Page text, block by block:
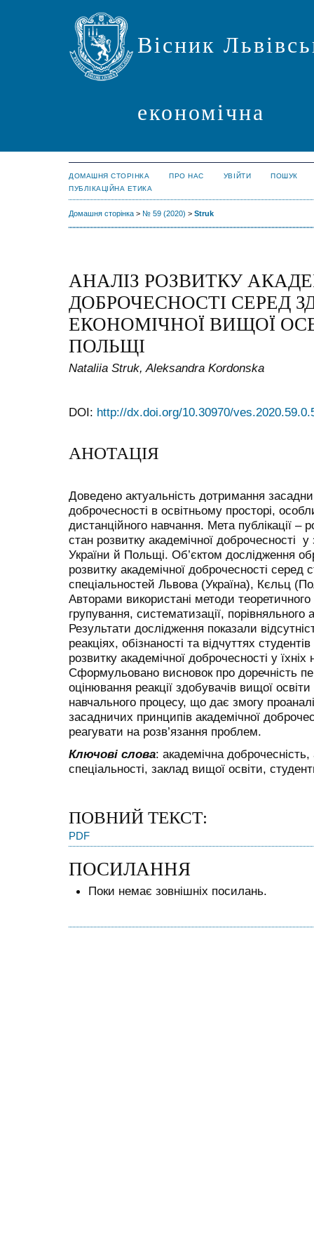
Вісник
економічна
ДОМАШНЯ СТОРІНКА ПРО НАС УВІЙТИ
ПОШУК
ПУБЛІКАЦІЙНА ЕТИКА
Домашня сторінка > № 59 (2020) > Struk
АНАЛІЗ РОЗВИТКУ
ДОБРОЧЕСНОСТІ СЕРЕД
ЕКОНОМІЧНОЇ ВИЩОЇ
ПОЛЬЩІ
Nataliia Struk, Aleksandra Kordonska
DOI: http://dx.doi.org/10.30970/
АНОТАЦІЯ
Доведено актуальність дотримання
доброчесності в освітньому просторі,
дистанційного навчання. Мета публікації –
стан розвитку академічної доброчесності
України й Польщі. Об’єктом дослідження
розвитку академічної доброчесності серед
спеціальностей Львова (Україна), Кєльц
Авторами використані методи
групування, систематизації, порівняльного
Результати дослідження показали
реакціях, обізнаності та відчуттях
розвитку академічної доброчесності у
Сформульовано висновок про доречність
оцінювання реакції здобувачів вищої
навчального процесу, що дає змогу
засадничих принципів академічної
реагувати на розв’язання проблем.
Ключові слова: академічна доброчесність,
спеціальності, заклад вищої освіти,
ПОВНИЙ ТЕКСТ:
PDF
ПОСИЛАННЯ
Поки немає зовнішніх посилань.